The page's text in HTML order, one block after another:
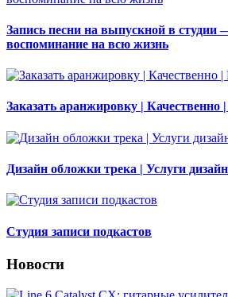
Запись песни на выпускной в студии
воспоминание на всю жизнь
Заказать аранжировку | Качественно
Дизайн обложки трека | Услуги
Студия записи подкастов
Новости